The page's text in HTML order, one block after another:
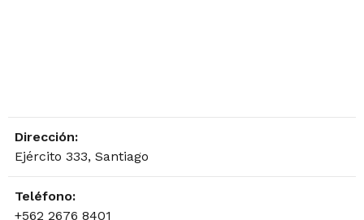
Dirección:
Ejército 333, Santiago
Teléfono:
+562 2676 8401